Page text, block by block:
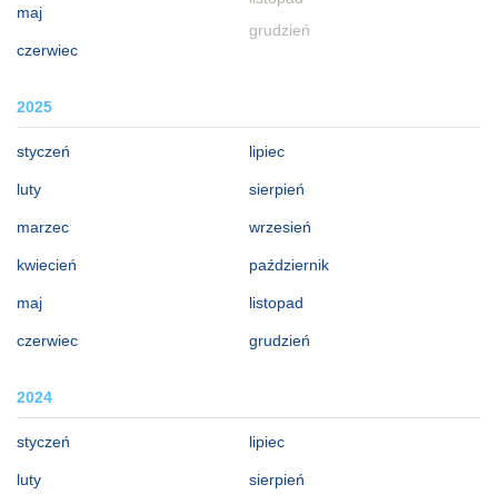
maj
czerwiec
grudzień
2025
styczeń
luty
marzec
kwiecień
maj
czerwiec
lipiec
sierpień
wrzesień
październik
listopad
grudzień
2024
styczeń
luty
lipiec
sierpień